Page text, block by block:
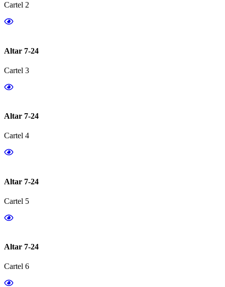
Cartel 2
Altar 7-24
Cartel 3
Altar 7-24
Cartel 4
Altar 7-24
Cartel 5
Altar 7-24
Cartel 6